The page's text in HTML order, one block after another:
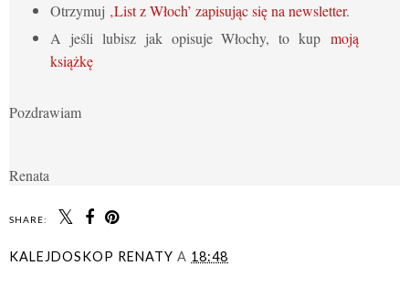
Otrzymuj ‚List z Włoch’ zapisując się na newsletter.
A jeśli lubisz jak opisuje Włochy, to kup moją
książkę
Pozdrawiam
Renata
SHARE:
KALEJDOSKOP RENATY A 18:48